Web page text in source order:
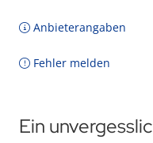
Anbieterangaben
Fehler melden
Ein